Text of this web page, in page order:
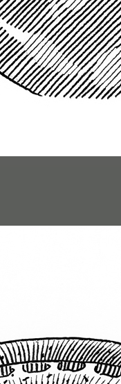
je suis content du résultat.